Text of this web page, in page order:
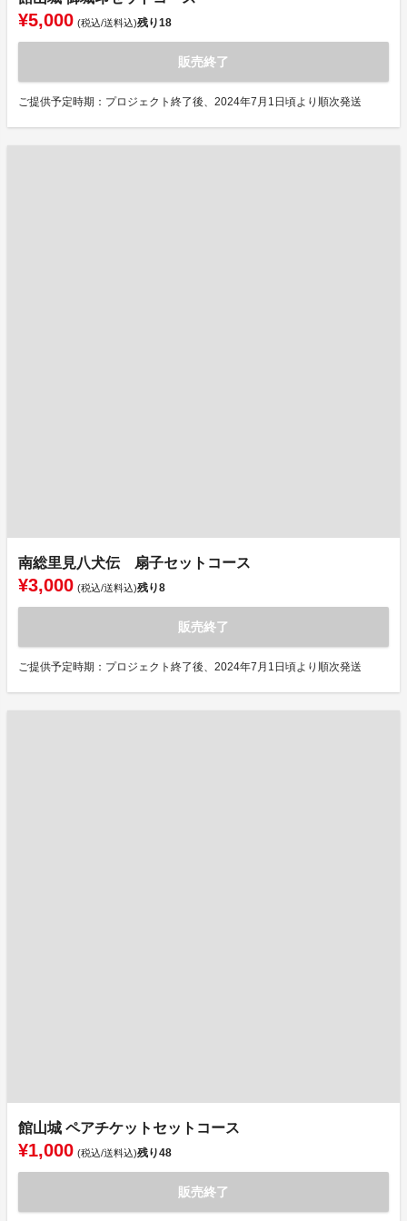
¥5,000 (税込/送料込)残り18
販売終了
ご提供予定時期：プロジェクト終了後、2024年7月1日頃より順次発送
南総里見八犬伝 扇子セットコース
¥3,000 (税込/送料込)残り8
販売終了
ご提供予定時期：プロジェクト終了後、2024年7月1日頃より順次発送
館山城 ペアチケットセットコース
¥1,000 (税込/送料込)残り48
販売終了